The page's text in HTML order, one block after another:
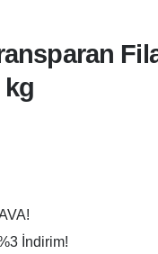
kg
İndirim!